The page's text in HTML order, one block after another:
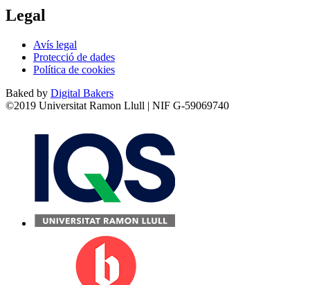
Legal
Avís legal
Protecció de dades
Política de cookies
Baked by Digital Bakers
©2019 Universitat Ramon Llull | NIF G-59069740